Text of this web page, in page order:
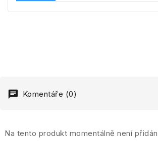
Komentáře (0)
Na tento produkt momentálně není